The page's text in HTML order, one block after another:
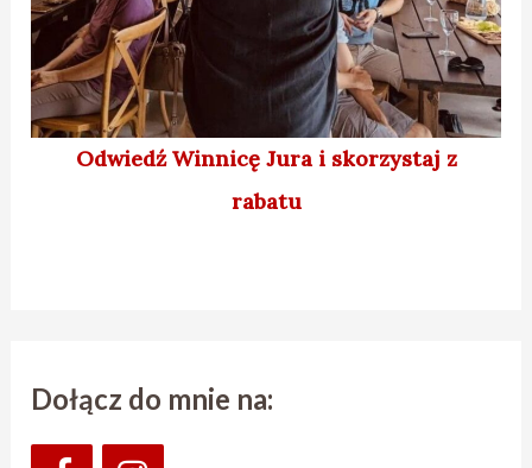
Odwiedź Winnicę Jura i skorzystaj z
rabatu
Dołącz do mnie na: